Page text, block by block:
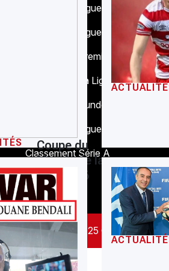
Coupe du
Monde de la
FIFA 2026
Classement Ligue 1 Mobilis
Classement Ligue 2 Mobilis
Classement Premier League
Classement La Liga
Classement Bundesliga
Classement Ligue 1 Française
Classement Série A
Copyright© 2025 Compétition -